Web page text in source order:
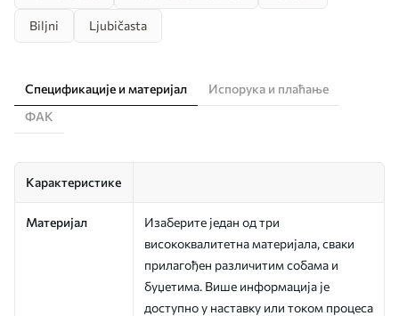
Biljni Ljubičasta
Спецификације и материјал
Испорука и плаћање
ФАК
Карактеристике
Материјал
Изаберите један од три
висококвалитетна материјала, сваки
прилагођен различитим собама и
буџетима. Више информација је
доступно у наставку или током процеса